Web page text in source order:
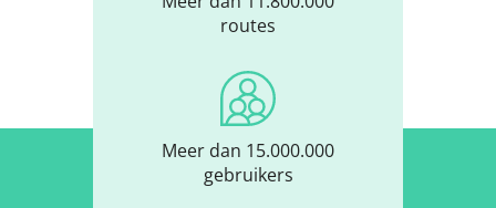
routes
Meer dan 15.000.000
gebruikers